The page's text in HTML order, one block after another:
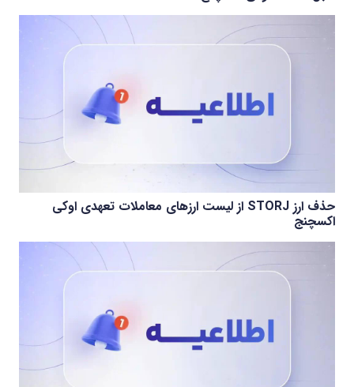
حذف ارز STORJ از لیست ارزهای معاملات تعهدی اوکی
اکسچنج